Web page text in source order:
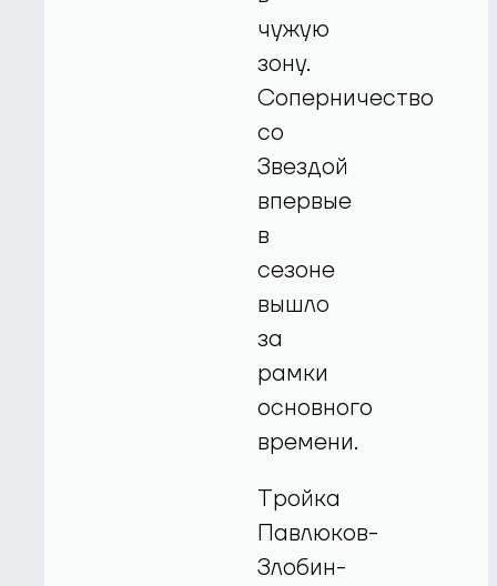
чужую
зону.
Соперничество
со
Звездой
впервые
в
сезоне
вышло
за
рамки
основного
времени.
Тройка
Павлюков-
Злобин-